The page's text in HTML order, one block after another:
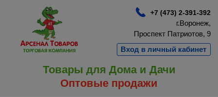
+7 (473) 2-391-392
г.Воронеж,
Проспект Патриотов, 9
Вход в личный кабинет
Товары для Дома и Дачи
Оптовые продажи